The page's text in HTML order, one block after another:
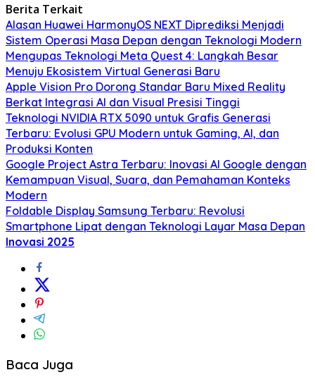
Berita Terkait
Alasan Huawei HarmonyOS NEXT Diprediksi Menjadi
Sistem Operasi Masa Depan dengan Teknologi Modern
Mengupas Teknologi Meta Quest 4: Langkah Besar
Menuju Ekosistem Virtual Generasi Baru
Apple Vision Pro Dorong Standar Baru Mixed Reality
Berkat Integrasi AI dan Visual Presisi Tinggi
Teknologi NVIDIA RTX 5090 untuk Grafis Generasi
Terbaru: Evolusi GPU Modern untuk Gaming, AI, dan
Produksi Konten
Google Project Astra Terbaru: Inovasi AI Google dengan
Kemampuan Visual, Suara, dan Pemahaman Konteks
Modern
Foldable Display Samsung Terbaru: Revolusi
Smartphone Lipat dengan Teknologi Layar Masa Depan
Inovasi 2025
Baca Juga